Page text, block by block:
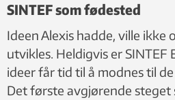
SINTEF som fødested
Ideen Alexis hadde, ville ikke
utvikles. Heldigvis er SINTEF
ideer får tid til å modnes til
Det første avgjørende steget